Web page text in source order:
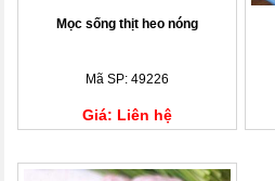
Mọc sống thịt heo nóng
Mã SP: 49226
Giá: Liên hệ